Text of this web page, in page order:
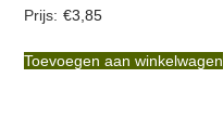
€3,85
Toevoegen aan winkelwagen